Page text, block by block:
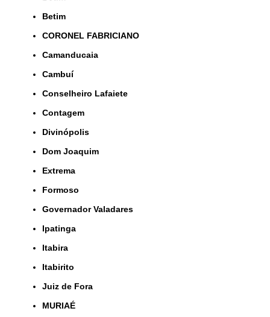
Betim
CORONEL FABRICIANO
Camanducaia
Cambuí
Conselheiro Lafaiete
Contagem
Divinópolis
Dom Joaquim
Extrema
Formoso
Governador Valadares
Ipatinga
Itabira
Itabirito
Juiz de Fora
MURIAÉ